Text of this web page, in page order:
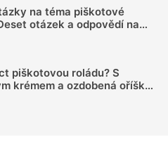
na téma piškotové
otázek a odpovědí na
piškotovou roládu? S
krémem a ozdobená oříšky